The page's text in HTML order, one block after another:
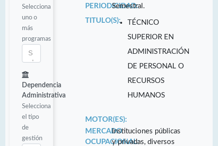
Selecciona
uno o
más
programas
Dependencia
Administrativa
Selecciona
el tipo
de
gestión
PERIODICIDAD:
Semestral.
TITULO(S):
TÉCNICO
SUPERIOR EN
ADMINISTRACIÓN
DE PERSONAL O
RECURSOS
HUMANOS
MOTOR(ES):
MERCADO
OCUPACIONAL:
Instituciones públicas
y privadas, diversos